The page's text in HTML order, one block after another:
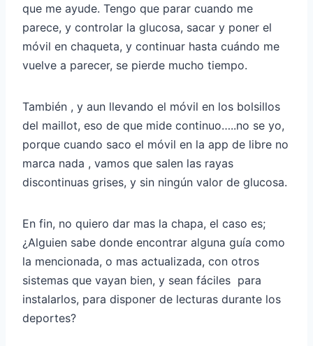
que me ayude. Tengo que parar cuando me
parece, y controlar la glucosa, sacar y poner el
móvil en chaqueta, y continuar hasta cuándo me
vuelve a parecer, se pierde mucho tiempo.
También , y aun llevando el móvil en los bolsillos
del maillot, eso de que mide continuo…..no se yo,
porque cuando saco el móvil en la app de libre no
marca nada , vamos que salen las rayas
discontinuas grises, y sin ningún valor de glucosa.
En fin, no quiero dar mas la chapa, el caso es;
¿Alguien sabe donde encontrar alguna guía como
la mencionada, o mas actualizada, con otros
sistemas que vayan bien, y sean fáciles para
instalarlos, para disponer de lecturas durante los
deportes?